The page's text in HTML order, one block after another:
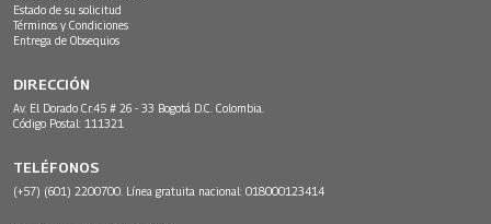
Estado de su solicitud
Términos y Condiciones
Entrega de Obsequios
DIRECCIÓN
Av. El Dorado Cr.45 # 26 - 33 Bogotá D.C. Colombia.
Código Postal: 111321
TELÉFONOS
(+57) (601) 2200700. Línea gratuita nacional: 018000123414